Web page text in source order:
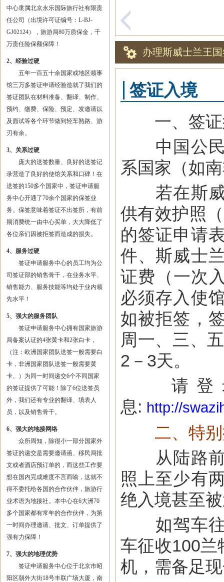
中心隶属北京永乐国际旅行社有限责
任公司（出境许可证编号：L-BJ-
GJ02124），旅游局80万质保金，千
万责任险保额保障！
2、经验过硬
五年一百五十余国家或地区领事
馆三万多签证申请经验造就了我们的
签证团队在材料准备、翻译、制作、
预约、缴费、保险、预定、发邀请以
及面试等各个环节做到轻车熟路、游
刃有余。
3、关系过硬
庞大的送签数量、良好的送签记
录营造了良好的使馆关系和口碑！在
送签的150多个国家中，签证申请服
务中心开通了70余个国家的保签业
务。保签意味着签证不出签所，有前
期消费统一由中心买单，大大降低了
各位亲们因被拒签而造成的损失。
4、服务过硬
签证申请服务中心的员工均为公
司签证部的销售骨干，在业务水平、
销售能力、服务技能等均处于业内领
先水平！
5、强大的服务团队
签证申请服务中心拥有国家旅游
局备案认证的4张黄卡和2张白卡，
（注：欧洲国家团队送签一般需要白
卡，非洲国家团队送签一般需要黄
卡。）为同一时间递交6个不同国家
的签证提供了可能！除了6位送签员
外，我们还有专业的翻译、填表人
员，以及销售骨干。
6、强大的地接网络
众所周知，除很小一部分国家外
签证的递交是需要邀请函、移民局批
文或者酒店预订单的，而这些工作要
想在国内完成难度不言而喻，这就不
得不委托给各国的合作伙伴，旅游行
业术语为地接社。本中心在6大洲70
多个国家都有常年的合作伙伴，为第
一时间办理邀请、批文、订单提供了
强有力保障！
7、强大的地理优势
签证申请服务中心位于北京市昭
阳区朝外大街18号丰联广场大厦，南
办理斯威士兰王
签证入境
一、签证
中国公民
系国家（如
若在斯威
供有效护照
的签证申请
件、斯威士
证费（一次
必须存入使
如被拒签，
周一、三、
2－3天。
请登录
息: http://
二、特
从陆路前
照上至少有
绝入境甚至
如驾车往
车征收100兰
机，需备足